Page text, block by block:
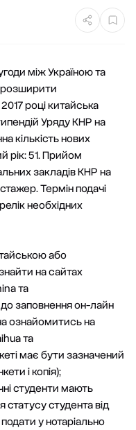
між Україною та
році китайська
Уряду КНР на
кількість нових
рік: 51. Прийом
закладів КНР на
Термін подачі
необхідних
або
на сайтах
та
заповнення он-лайн
ознайомитись на
та
має бути зазначений
і копія);
студенти мають
статусу студента від
у нотаріально